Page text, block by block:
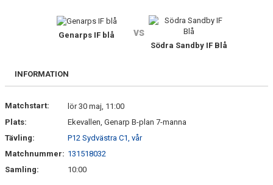
Genarps IF blå vs
Södra Sandby IF Blå
INFORMATION
Matchstart:
lör 30 maj, 11:00
Plats:
Ekevallen, Genarp B-plan 7-manna
Tävling:
P12 Sydvästra C1, vår
Matchnummer: 131518032
Samling:
10:00